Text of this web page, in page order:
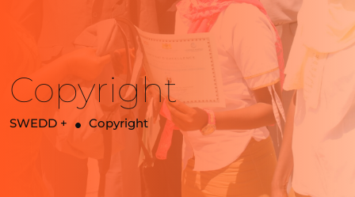
Copyright
SWEDD + Copyright